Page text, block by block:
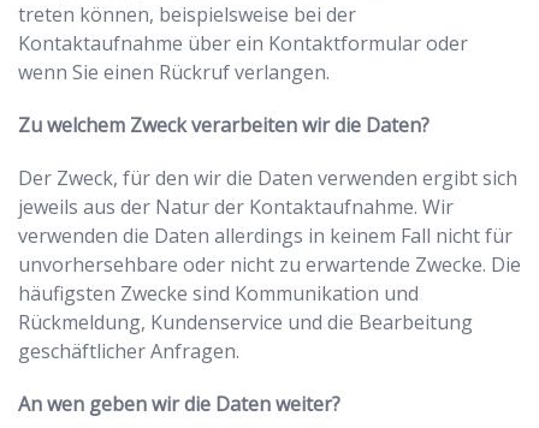
treten können, beispielsweise bei der
Kontaktaufnahme über ein Kontaktformular oder
wenn Sie einen Rückruf verlangen.
Zu welchem Zweck verarbeiten wir die Daten?
Der Zweck, für den wir die Daten verwenden ergibt sich
jeweils aus der Natur der Kontaktaufnahme. Wir
verwenden die Daten allerdings in keinem Fall nicht für
unvorhersehbare oder nicht zu erwartende Zwecke. Die
häufigsten Zwecke sind Kommunikation und
Rückmeldung, Kundenservice und die Bearbeitung
geschäftlicher Anfragen.
An wen geben wir die Daten weiter?